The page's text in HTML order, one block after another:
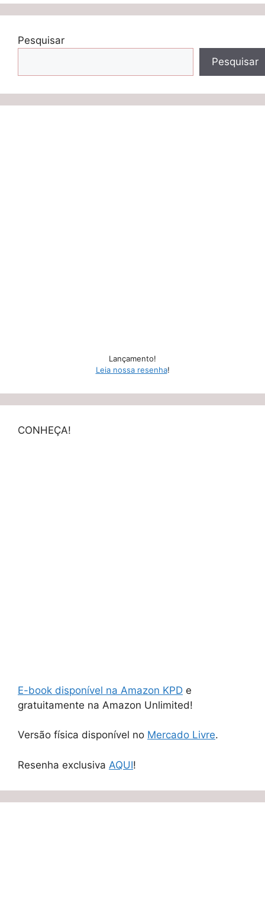
Pesquisar
Pesquisar
Lançamento!
Leia nossa resenha!
CONHEÇA!
E-book disponível na Amazon KPD e
gratuitamente na Amazon Unlimited!
Versão física disponível no Mercado Livre.
Resenha exclusiva AQUI!